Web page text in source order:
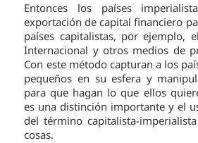
Entonces los países
exportación de capital financiero
países capitalistas, por ejemplo,
Internacional y otros medios de
Con este método capturan a los
pequeños en su esfera y
para que hagan lo que ellos
es una distinción importante y el
del término capitalista-
cosas.